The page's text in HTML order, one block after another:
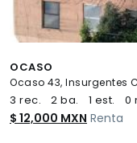
OCASO
Ocaso 43, Insurgentes
3 rec. 2 ba. 1 est. 0
$ 12,000 MXN Renta